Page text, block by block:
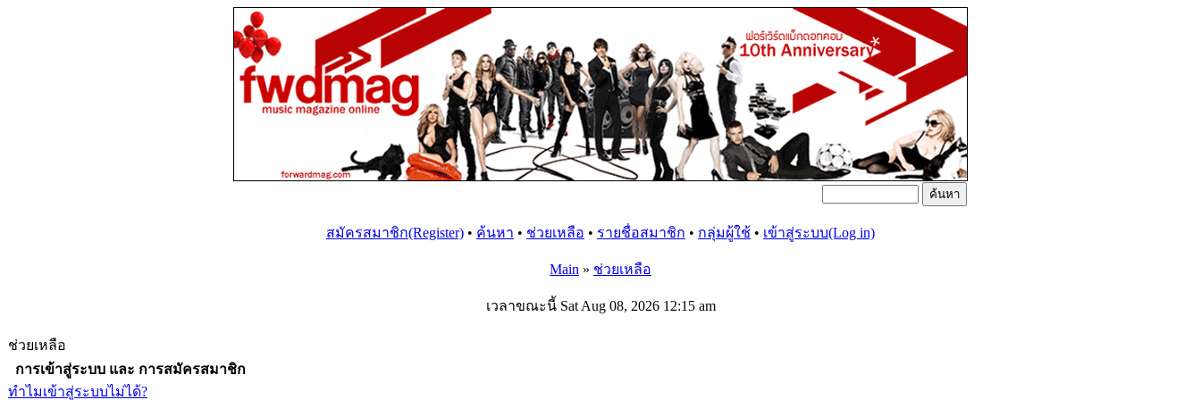
สมัครสมาชิก(Register) • ค้นหา • ช่วยเหลือ • รายชื่อสมาชิก • กลุ่มผู้ใช้ • เข้าสู่ระบบ(Log in)
Main » ช่วยเหลือ
เวลาขณะนี้ Sat Aug 08, 2026 12:15 am
ช่วยเหลือ
การเข้าสู่ระบบ และ การสมัครสมาชิก
ทำไมเข้าสู่ระบบไม่ได้?